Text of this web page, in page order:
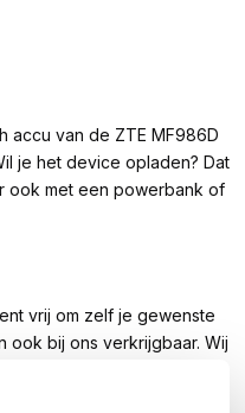
accu van de ZTE MF986D
je het device opladen? Dat
ook met een powerbank of
vrij om zelf je gewenste
ook bij ons verkrijgbaar. Wij
en prepaid SIM-
gaat of tijdelijk op een